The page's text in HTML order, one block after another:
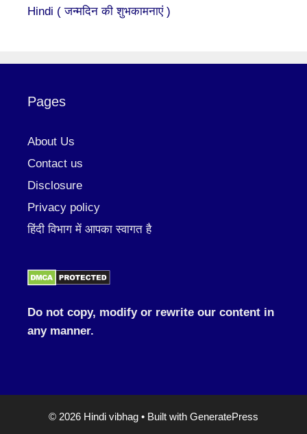
Hindi ( जन्मदिन की शुभकामनाएं )
Pages
About Us
Contact us
Disclosure
Privacy policy
हिंदी विभाग में आपका स्वागत है
Do not copy, modify or rewrite our content in
any manner.
© 2026 Hindi vibhag • Built with GeneratePress